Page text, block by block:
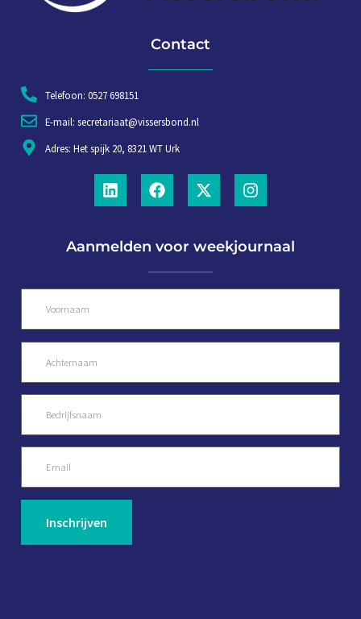
Contact
Telefoon: 0527 698151
E-mail: secretariaat@vissersbond.nl
Adres: Het spijk 20, 8321 WT Urk
Aanmelden voor weekjournaal